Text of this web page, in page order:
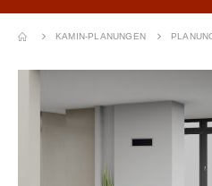
KAMIN-PLANUNGEN